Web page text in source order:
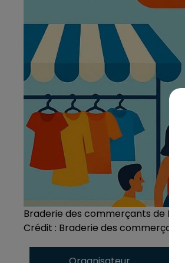
Braderie des commerçants de La
Crédit : Braderie des